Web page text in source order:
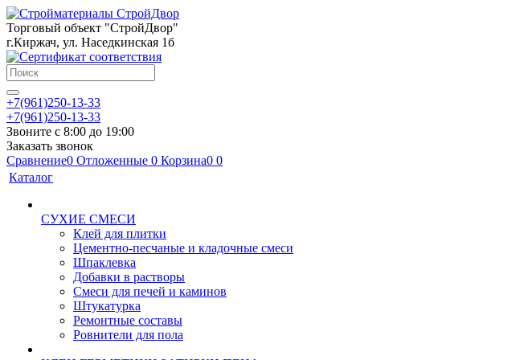
Торговый объект "СтройДвор"
г.Киржач, ул. Наседкинская 1б
+7(961)250-13-33
+7(961)250-13-33
Звоните с 8:00 до 19:00
Заказать звонок
Сравнение0 Отложенные 0 Корзина0 0
Каталог
СУХИЕ СМЕСИ
Клей для плитки
Цементно-песчаные и кладочные смеси
Шпаклевка
Добавки в растворы
Смеси для печей и каминов
Штукатурка
Ремонтные составы
Ровнители для пола